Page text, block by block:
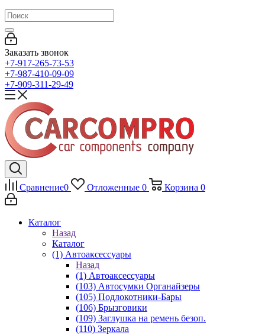
Заказать звонок
+7-917-265-73-53
+7-987-410-09-09
+7-909-311-29-49
Сравнение0 Отложенные 0 Корзина 0
Каталог
Назад
Каталог
(1) Автоаксессуары
Назад
(1) Автоаксессуары
(103) Автосумки Органайзеры
(105) Подлокотники-Бары
(106) Брызговики
(109) Заглушка на ремень безоп.
(110) Зеркала